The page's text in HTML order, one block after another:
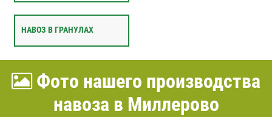
НАВОЗ В ГРАНУЛАХ
Фото нашего производства
навоза в Миллерово